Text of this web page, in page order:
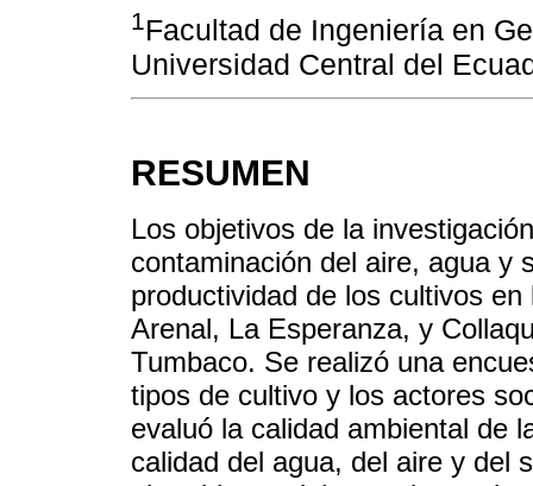
1Facultad de Ingeniería en
Universidad Central del
RESUMEN
Los objetivos de la
contaminación del aire, agua y
productividad de los cultivos
Arenal, La Esperanza, y
Tumbaco. Se realizó una
tipos de cultivo y los actores
evaluó la calidad ambiental de
calidad del agua, del aire y del